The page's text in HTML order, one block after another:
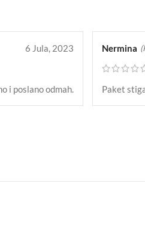
6 Jula, 2023
i poslano odmah.
Nermina
Paket